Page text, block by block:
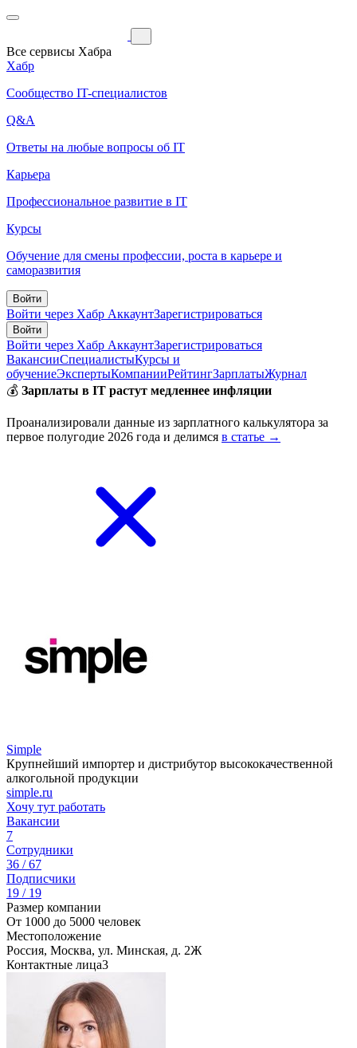
Все сервисы Хабра
Хабр
Сообщество IT-специалистов
Q&A
Ответы на любые вопросы об IT
Карьера
Профессиональное развитие в IT
Курсы
Обучение для смены профессии, роста в карьере и
саморазвития
Войти
Войти через Хабр АккаунтЗарегистрироваться
Войти
Войти через Хабр АккаунтЗарегистрироваться
ВакансииСпециалистыКурсы и
обучениеЭкспертыКомпанииРейтингЗарплатыЖурнал
💰 Зарплаты в IT растут медленнее инфляции
Проанализировали данные из зарплатного калькулятора за
первое полугодие 2026 года и делимся в статье →
Simple
Крупнейший импортер и дистрибутор высококачественной
алкогольной продукции
simple.ru
Хочу тут работать
Вакансии
7
Сотрудники
36 / 67
Подписчики
19 / 19
Размер компании
От 1000 до 5000 человек
Местоположение
Россия, Москва, ул. Минская, д. 2Ж
Контактные лица3